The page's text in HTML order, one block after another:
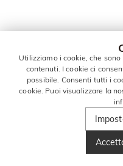
Utilizziamo i cookie, che
contenuti. I cookie ci
possibile. Consenti tutti i
cookie. Puoi visualizzare la